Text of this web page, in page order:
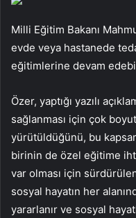
Milli Eğitim Bakanı
evde veya hastanede
eğitimlerine devam
Özer, yaptığı yazılı
sağlanması için çok
yürütüldüğünü, bu
birinin de özel eğitime
var olması için
sosyal hayatın her
yararlanır ve sosyal